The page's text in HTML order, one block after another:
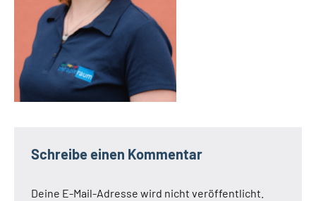
Schreibe einen Kommentar
Deine E-Mail-Adresse wird nicht veröffentlicht.